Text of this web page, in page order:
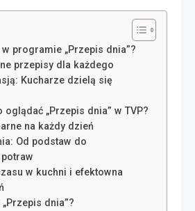
programie „Przepis dnia”?
przepisy dla każdego
Kucharze dzielą się
oglądać „Przepis dnia” w TVP?
na każdy dzień
Od podstaw do
w kuchni i efektowna
dnia”?